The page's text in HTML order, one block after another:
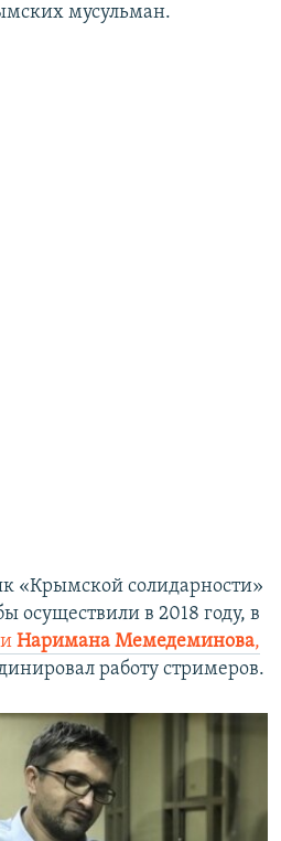
мусульман.
«Крымской солидарности»
осуществили в 2018 году, в
Наримана Мемедеминова,
работу стримеров.